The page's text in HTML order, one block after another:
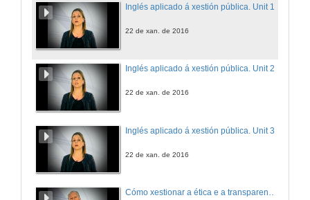
Inglés aplicado á xestión pública. Unit 1
22 de xan. de 2016
Inglés aplicado á xestión pública. Unit 2
22 de xan. de 2016
Inglés aplicado á xestión pública. Unit 3
22 de xan. de 2016
Cómo xestionar a ética e a transparencia nas AA.PP